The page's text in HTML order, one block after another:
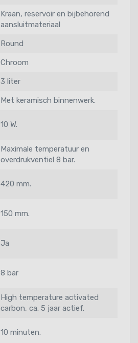
Kraan, reservoir en bijbehorend
aansluitmateriaal
Round
Chroom
3 liter
Met keramisch binnenwerk.
10 W.
Maximale temperatuur en
overdrukventiel 8 bar.
420 mm.
150 mm.
Ja
8 bar
High temperature activated
carbon, ca. 5 jaar actief.
10 minuten.